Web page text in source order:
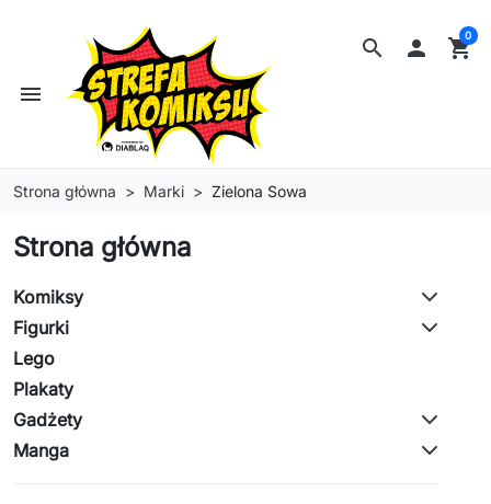
search
menu
 shopping_cart
0
Strona główna Marki Zielona Sowa
Strona główna
Komiksy
Figurki
Lego
Plakaty
Gadżety
Manga